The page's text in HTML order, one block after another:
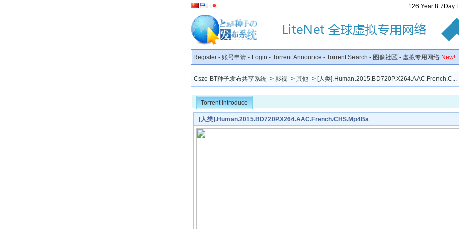
126 Year 8 7 Day
Register - 账号申请 - Login - Torrent Announce - Torrent Search - 图像社区 - 虚拟专用网络 New!
Csze BT种子发布共享系统 -> 影视 -> 其他 -> [人类].Human.2015.BD720P.X264.AAC.French.C...
Torrent introduce
[人类].Human.2015.BD720P.X264.AAC.French.CHS.Mp4Ba